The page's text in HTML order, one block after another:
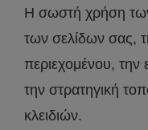
Η σωστή χρήση
των σελίδων σας,
περιεχομένου, την
την στρατηγική
κλειδιών.